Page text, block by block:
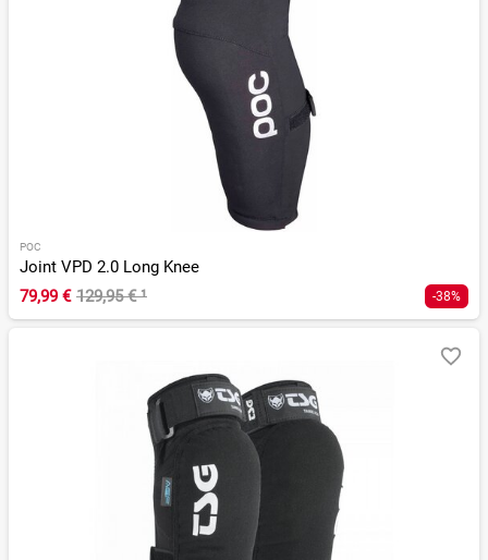
POC
Joint VPD 2.0 Long Knee
79,99 € 129,95 €¹ -38%